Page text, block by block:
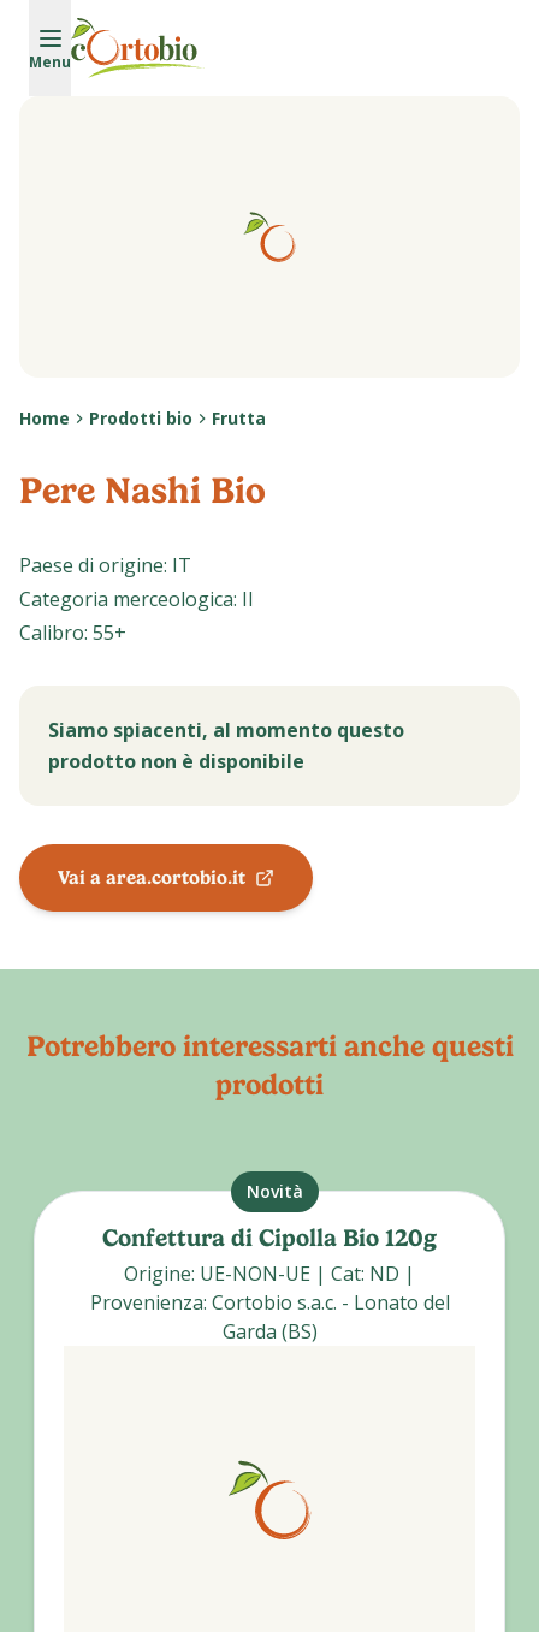
Vai al contenuto principale
Menu
Home Prodotti bio Frutta
Pere Nashi Bio
Paese di origine: IT
Categoria merceologica: II
Calibro: 55+
Siamo spiacenti, al momento questo
prodotto non è disponibile
Vai a area.cortobio.it
Potrebbero interessarti anche questi
prodotti
Confettura di Cipolla Bio 120g
Origine: UE-NON-UE | Cat: ND |
Provenienza: Cortobio s.a.c. - Lonato del
Garda (BS)
Novità